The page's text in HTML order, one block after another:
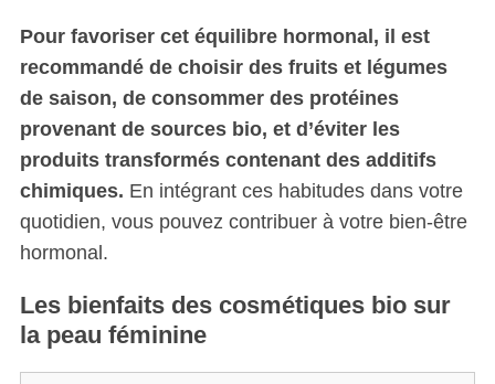
Pour favoriser cet équilibre hormonal, il est
recommandé de choisir des fruits et légumes
de saison, de consommer des protéines
provenant de sources bio, et d’éviter les
produits transformés contenant des additifs
chimiques. En intégrant ces habitudes dans votre
quotidien, vous pouvez contribuer à votre bien-être
hormonal.
Les bienfaits des cosmétiques bio sur
la peau féminine